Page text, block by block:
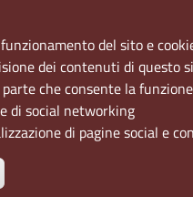
riservato
del sito e
dei contenuti di
che consente la
di social networking
di pagine social e